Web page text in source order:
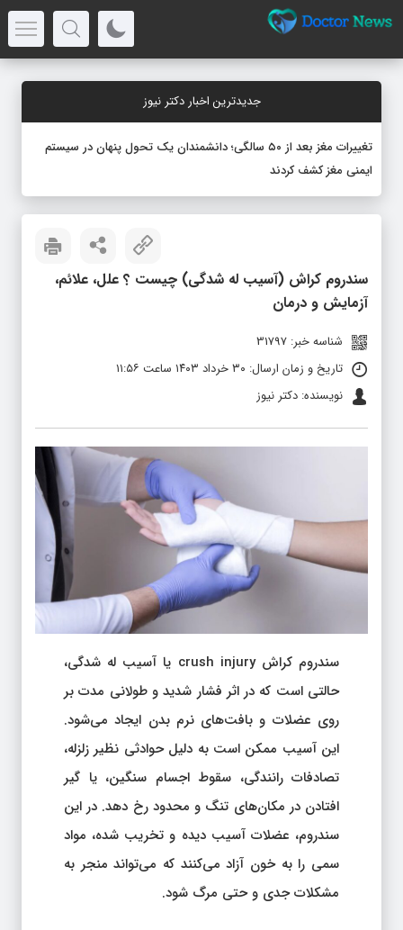
جدیدترین اخبار دکتر نیوز
تغییرات مغز بعد از ۵۰ سالگی؛ دانشمندان یک تحول پنهان در سیستم
ایمنی مغز کشف کردند
سندروم کراش (آسیب له شدگی) چیست ؟ علل، علائم،
آزمایش و درمان
شناسه خبر: 31797
تاریخ و زمان ارسال: ۳۰ خرداد ۱۴۰۳ ساعت ۱۱:۵۶
نویسنده: دکتر نیوز
سندروم کراش crush injury یا آسیب له شدگی،
حالتی است که در اثر فشار شدید و طولانی مدت بر
روی عضلات و بافت‌های نرم بدن ایجاد می‌شود.
این آسیب ممکن است به دلیل حوادثی نظیر زلزله،
تصادفات رانندگی، سقوط اجسام سنگین، یا گیر
افتادن در مکان‌های تنگ و محدود رخ دهد. در این
سندروم، عضلات آسیب دیده و تخریب شده، مواد
سمی را به خون آزاد می‌کنند که می‌تواند منجر به
مشکلات جدی و حتی مرگ شود.